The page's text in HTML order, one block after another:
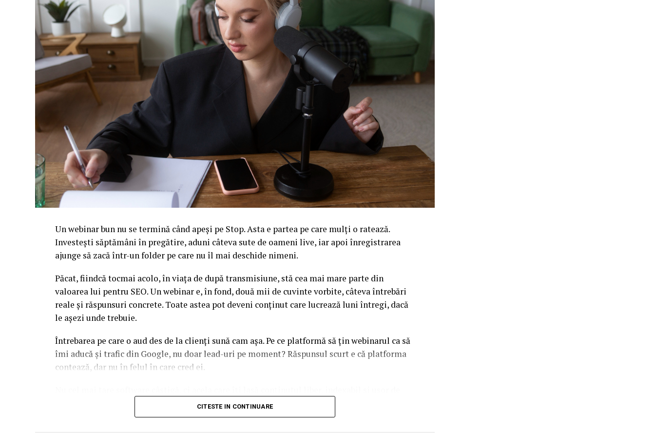
Un webinar bun nu se termină când apeși pe Stop. Asta e partea pe care mulți o ratează.
Investești săptămâni în pregătire, aduni câteva sute de oameni live, iar apoi înregistrarea
ajunge să zacă într-un folder pe care nu îl mai deschide nimeni.
Păcat, fiindcă tocmai acolo, în viața de după transmisiune, stă cea mai mare parte din
valoarea lui pentru SEO. Un webinar e, în fond, două mii de cuvinte vorbite, câteva întrebări
reale și răspunsuri concrete. Toate astea pot deveni conținut care lucrează luni întregi, dacă
le așezi unde trebuie.
Întrebarea pe care o aud des de la clienți sună cam așa. Pe ce platformă să țin webinarul ca să
îmi aducă și trafic din Google, nu doar lead-uri pe moment? Răspunsul scurt e că platforma
contează, dar nu în felul în care cred ei.
reutilizat. Hai să o luăm pe îndelete, fiindcă diferențele dintre opțiuni sunt mai subtile decât
CITESTE IN CONTINUARE